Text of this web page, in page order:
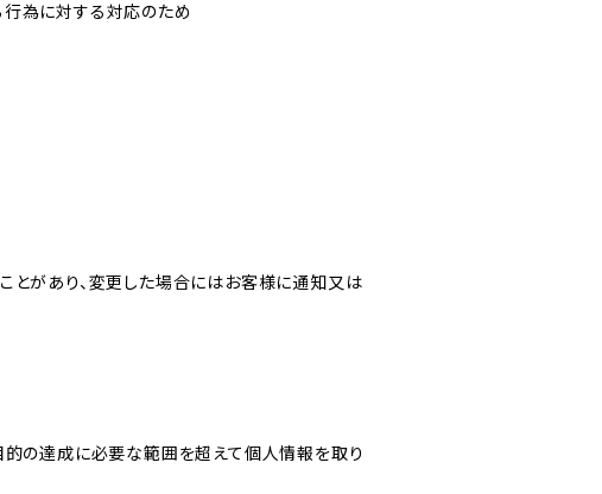
行為に対する対応のため
とがあり、変更した場合にはお客様に通知又は
的の達成に必要な範囲を超えて個人情報を取り